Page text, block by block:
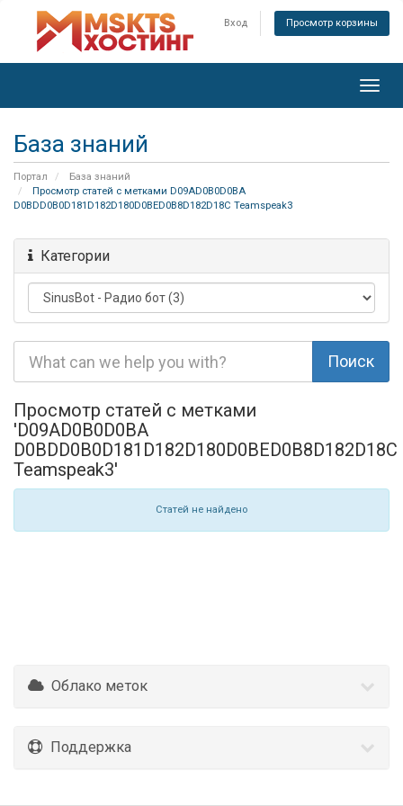
Вход Просмотр корзины
База знаний
Портал
База знаний
Просмотр статей с метками D09AD0B0D0BA
D0BDD0B0D181D182D180D0BED0B8D182D18C Teamspeak3
Категории
Просмотр статей с метками
'D09AD0B0D0BA
D0BDD0B0D181D182D180D0BED0B8D182D18C
Teamspeak3'
Статей не найдено
Облако меток
Поддержка